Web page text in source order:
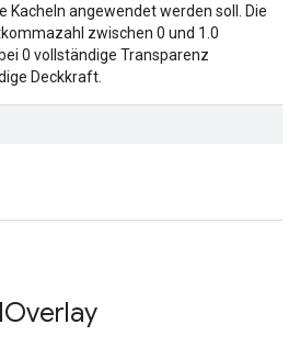
Kacheln angewendet werden soll. Die
zwischen 0 und 1.0
0 vollständige Transparenz
Deckkraft.
Overlay